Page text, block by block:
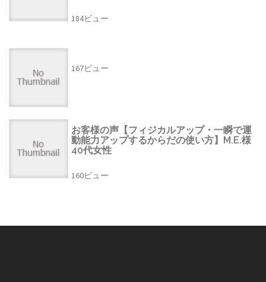
184ビュー
167ビュー
お客様の声【フィジカルアップ・一瞬で運
動能力アップするからだの使い方】M.E.様
40代女性
160ビュー